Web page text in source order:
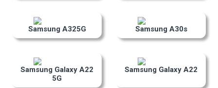
Samsung A325G Samsung A30s
Samsung Galaxy A22
5G
Samsung Galaxy A22